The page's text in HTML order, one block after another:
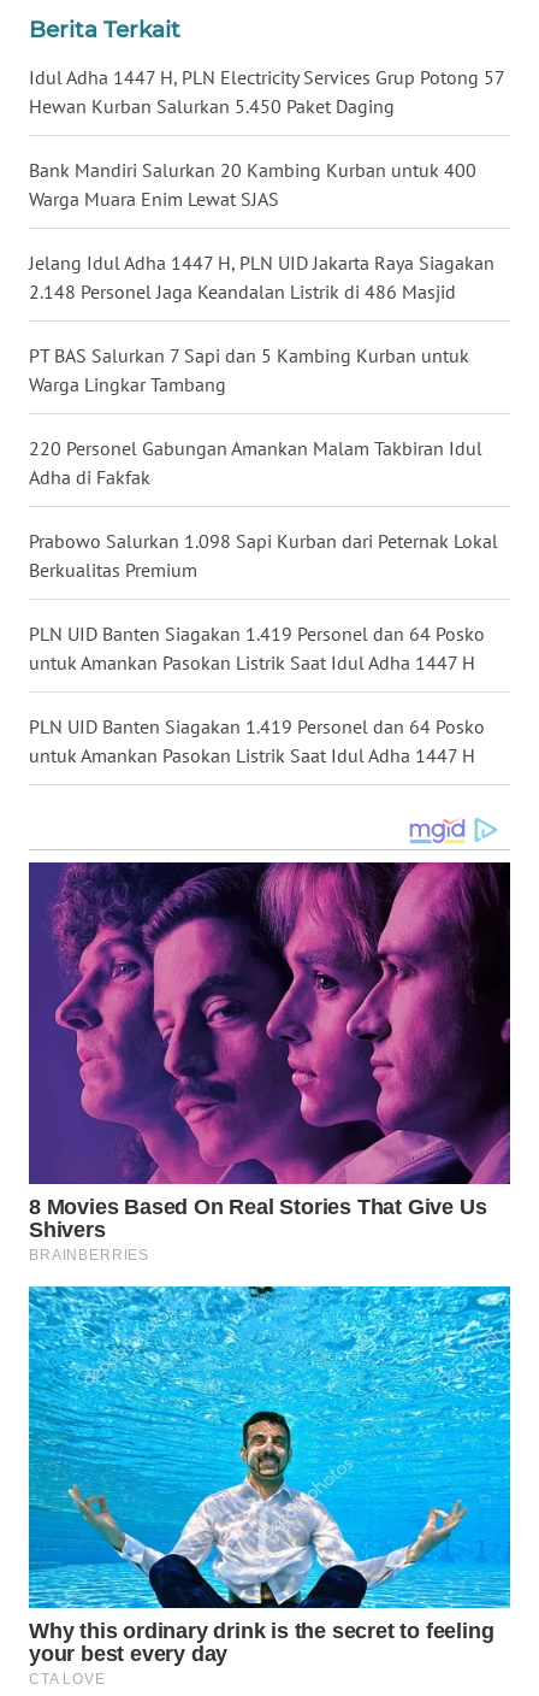
Berita Terkait
Idul Adha 1447 H, PLN Electricity Services Grup Potong 57
Hewan Kurban Salurkan 5.450 Paket Daging
Bank Mandiri Salurkan 20 Kambing Kurban untuk 400
Warga Muara Enim Lewat SJAS
Jelang Idul Adha 1447 H, PLN UID Jakarta Raya Siagakan
2.148 Personel Jaga Keandalan Listrik di 486 Masjid
PT BAS Salurkan 7 Sapi dan 5 Kambing Kurban untuk
Warga Lingkar Tambang
220 Personel Gabungan Amankan Malam Takbiran Idul
Adha di Fakfak
Prabowo Salurkan 1.098 Sapi Kurban dari Peternak Lokal
Berkualitas Premium
PLN UID Banten Siagakan 1.419 Personel dan 64 Posko
untuk Amankan Pasokan Listrik Saat Idul Adha 1447 H
PLN UID Banten Siagakan 1.419 Personel dan 64 Posko
untuk Amankan Pasokan Listrik Saat Idul Adha 1447 H
WN
BALI
WN
WN
WN
KALSEL
WN
KALTIM
WN
SULSEL
WN
GORONTALO
WN
SULUT
WN
MALUT
WN
DAIRI
WN
DANAU
WN
NIAS
WN
LANGKAT
WN
TAPANULI
SELATAN
WN
TANJUNG
LESUNG
WN
KARO